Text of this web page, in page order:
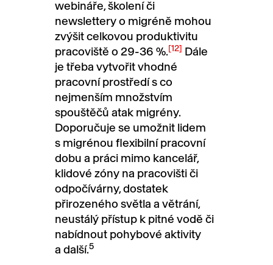
webináře, školení či
newslettery o migréně mohou
zvýšit celkovou produktivitu
pracoviště o 29-36 %.[12] Dále
je třeba vytvořit vhodné
pracovní prostředí s co
nejmenším množstvím
spouštěčů atak migrény.
Doporučuje se umožnit lidem
s migrénou flexibilní pracovní
dobu a práci mimo kancelář,
klidové zóny na pracovišti či
odpočívárny, dostatek
přirozeného světla a větrání,
neustálý přístup k pitné vodě či
nabídnout pohybové aktivity
a další.5